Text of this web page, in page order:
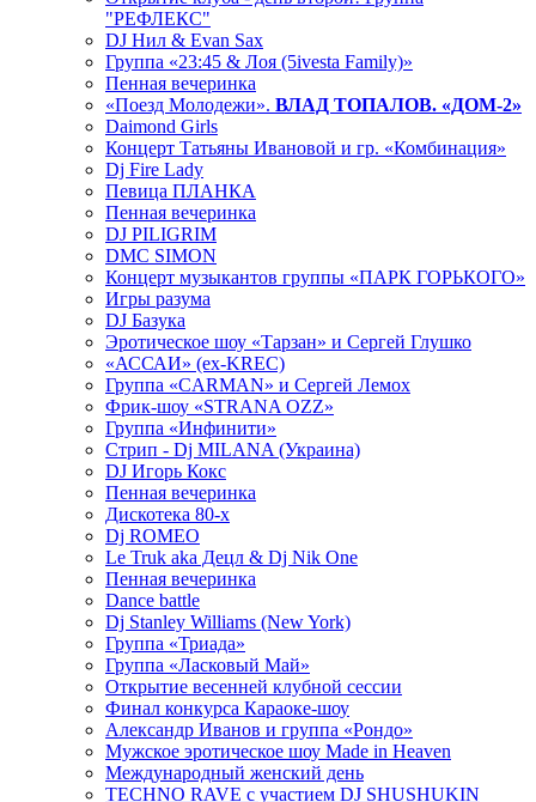
"РЕФЛЕКС"
DJ Нил & Evan Sax
Группа «23:45 & Лоя (5ivesta Family)»
Пенная вечеринка
«Поезд Молодежи». ВЛАД ТОПАЛОВ. «ДОМ-2»
Daimond Girls
Концерт Татьяны Ивановой и гр. «Комбинация»
Dj Fire Lady
Певица ПЛАНКА
Пенная вечеринка
DJ PILIGRIM
DMC SIMON
Концерт музыкантов группы «ПАРК ГОРЬКОГО»
Игры разума
DJ Базука
Эротическое шоу «Тарзан» и Сергей Глушко
«АССАИ» (ex-KREC)
Группа «CARMAN» и Сергей Лемох
Фрик-шоу «STRANA OZZ»
Группа «Инфинити»
Стрип - Dj MILANA (Украина)
DJ Игорь Кокс
Пенная вечеринка
Дискотека 80-х
Dj ROMEO
Le Truk aka Децл & Dj Nik One
Пенная вечеринка
Dance battle
Dj Stanley Williams (New York)
Группа «Триада»
Группа «Ласковый Май»
Открытие весенней клубной сессии
Финал конкурса Караоке-шоу
Александр Иванов и группа «Рондо»
Мужское эротическое шоу Made in Heaven
Международный женский день
TECHNO RAVE с участием DJ SHUSHUKIN